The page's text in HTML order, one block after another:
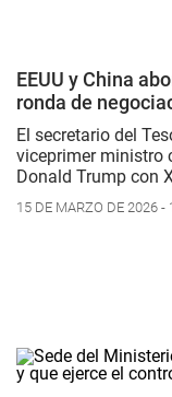
EEUU y China
ronda de
El secretario del
viceprimer ministro
Donald Trump con
15 DE MARZO DE 2026 -